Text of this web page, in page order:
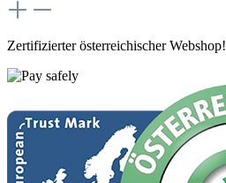
Zertifizierter österreichischer Webshop!